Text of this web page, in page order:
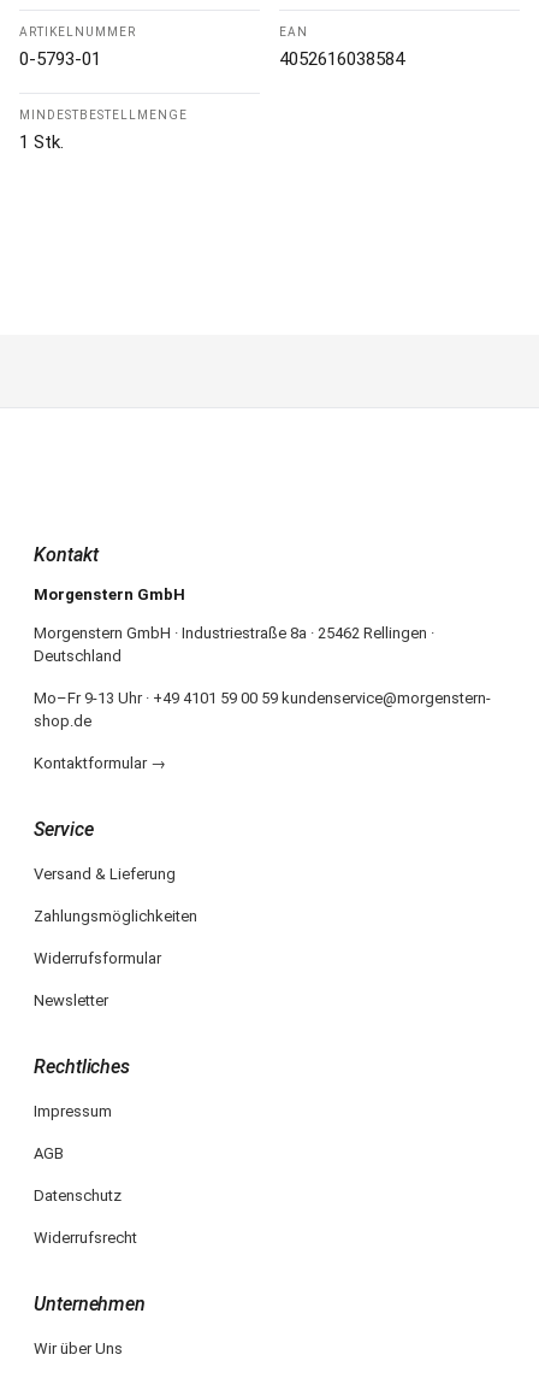
ARTIKELNUMMER
0-5793-01
EAN
4052616038584
MINDESTBESTELLMENGE
1 Stk.
Kontakt
Morgenstern GmbH
Morgenstern GmbH · Industriestraße 8a · 25462 Rellingen ·
Deutschland
Mo–Fr 9-13 Uhr · +49 4101 59 00 59 kundenservice@morgenstern-
shop.de
Kontaktformular →
Service
Versand & Lieferung
Zahlungsmöglichkeiten
Widerrufsformular
Newsletter
Rechtliches
Impressum
AGB
Datenschutz
Widerrufsrecht
Unternehmen
Wir über Uns